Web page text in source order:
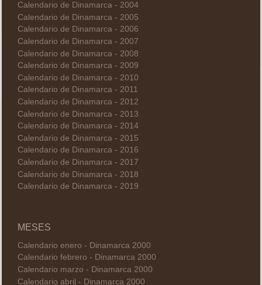
Calendario de Dinamarca - 2004
Calendario de Dinamarca - 2005
Calendario de Dinamarca - 2006
Calendario de Dinamarca - 2007
Calendario de Dinamarca - 2008
Calendario de Dinamarca - 2009
Calendario de Dinamarca - 2010
Calendario de Dinamarca - 2011
Calendario de Dinamarca - 2012
Calendario de Dinamarca - 2013
Calendario de Dinamarca - 2014
Calendario de Dinamarca - 2015
Calendario de Dinamarca - 2016
Calendario de Dinamarca - 2017
Calendario de Dinamarca - 2018
Calendario de Dinamarca - 2019
MESES
Calendario enero - Dinamarca 2000
Calendario febrero - Dinamarca 2000
Calendario marzo - Dinamarca 2000
Calendario abril - Dinamarca 2000